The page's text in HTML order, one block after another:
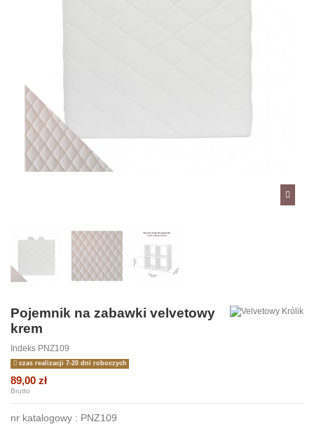
Pojemnik na zabawki velvetowy
krem
Indeks PNZ109
czas realizacji 7-20 dni roboczych
89,00 zł
Brutto
nr katalogowy : PNZ109